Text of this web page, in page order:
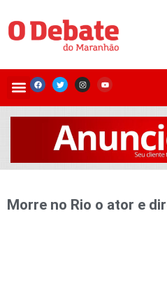
Morre no Rio o ator e